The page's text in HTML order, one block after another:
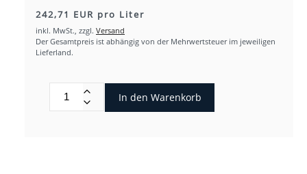
242,71 EUR pro Liter
inkl. MwSt., zzgl. Versand
Der Gesamtpreis ist abhängig von der Mehrwertsteuer im jeweiligen
Lieferland.
In den Warenkorb